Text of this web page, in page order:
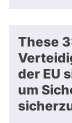
These
der EU
um